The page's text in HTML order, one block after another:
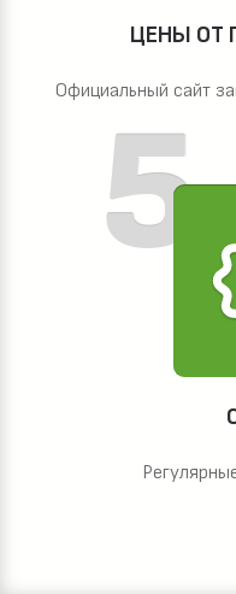
ЦЕНЫ ОТ
Официальный сайт